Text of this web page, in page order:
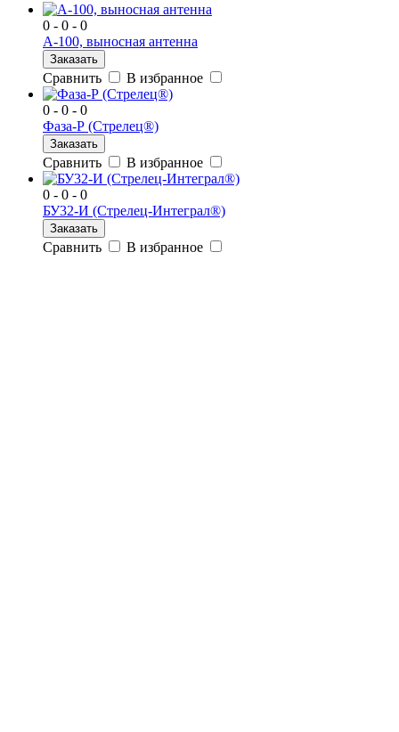
0 - 0 - 0
А-100, выносная антенна
Заказать
Сравнить В избранное
0 - 0 - 0
Фаза-Р (Стрелец®)
Заказать
Сравнить В избранное
0 - 0 - 0
БУ32-И (Стрелец-Интеграл®)
Заказать
Сравнить В избранное